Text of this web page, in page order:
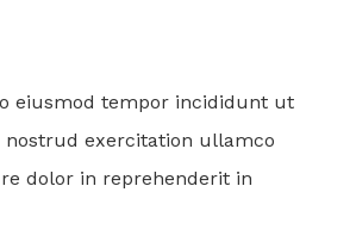
eiusmod tempor incididunt ut
exercitation ullamco
dolor in reprehenderit in